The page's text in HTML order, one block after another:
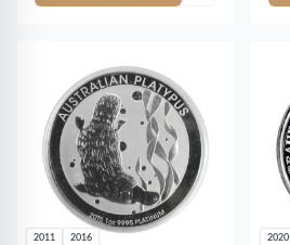
2011 2016 2020